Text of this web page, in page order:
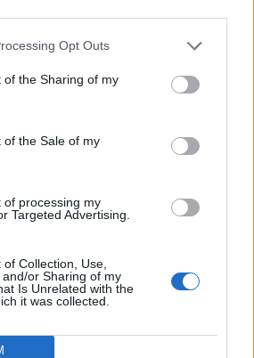
Opt Outs
of the Sharing of my
of the Sale of my
of processing my
Targeted Advertising.
Collection, Use,
or Sharing of my
Is Unrelated with the
it was collected.
Social Media
& Privacy Menu
Πολιτική Απορρήτου
Η εταιρεία
Ταυτότητα